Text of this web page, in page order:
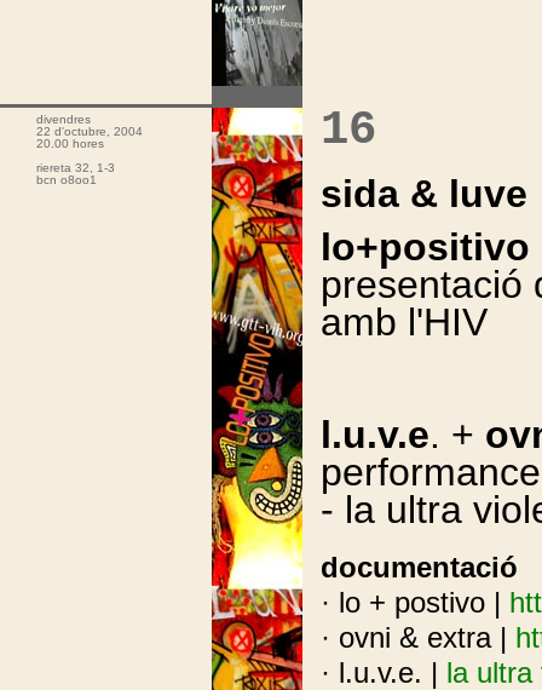
divendres
22 d'octubre, 2004
20.00 hores
riereta 32, 1-3
bcn o8oo1
16
sida & luve
lo+positivo
presentació
amb l'HIV
l.u.v.e. +
- la ultra
documentació
· lo + postivo |
· ovni & extra |
· l.u.v.e. | la ultra